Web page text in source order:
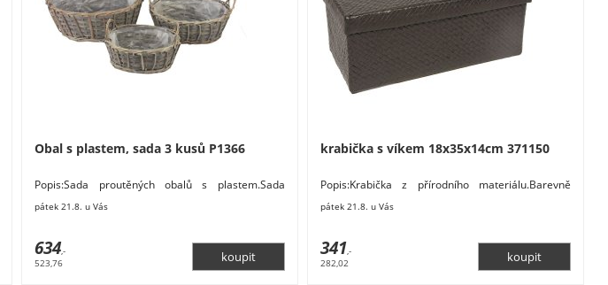
Obal s plastem, sada 3 kusů P1366
Popis:Sada proutěných obalů s plastem.Sada
rozměry
pátek 21.8. u Vás
634,-
523,76
krabička s víkem 18x35x14cm 371150
Popis:Krabička z přírodního materiálu.Barevně
dekoraci.Rozměry:
pátek 21.8. u Vás
341,-
282,02